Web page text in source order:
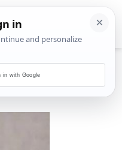
in with Google